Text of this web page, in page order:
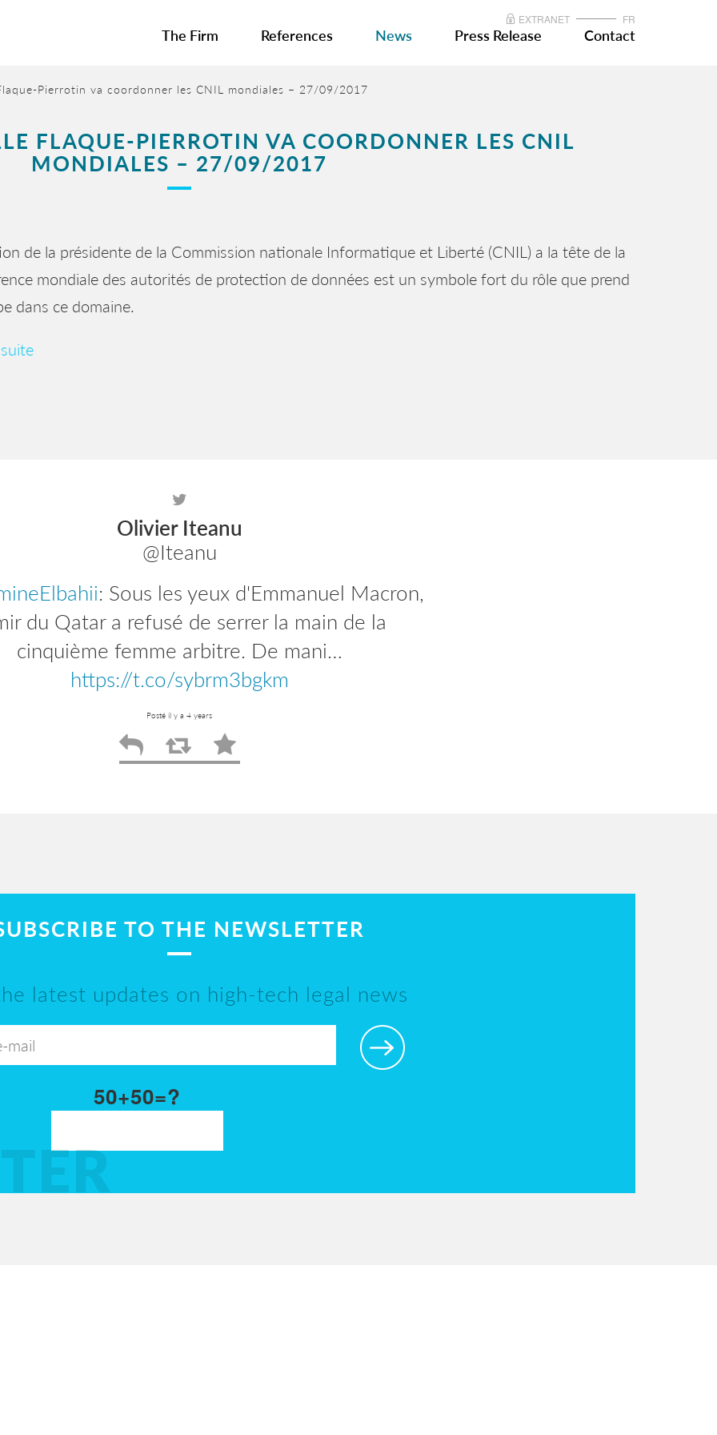
EXTRANET FR
The Firm References News Press Release Contact
Pierrotin va coordonner les CNIL mondiales – 27/09/2017
FLAQUE-PIERROTIN VA COORDONNER LES CNIL
MONDIALES – 27/09/2017
de la présidente de la Commission nationale Informatique et Liberté (CNIL) a la tête de la
mondiale des autorités de protection de données est un symbole fort du rôle que prend
dans ce domaine.
Olivier Iteanu
@Iteanu
: Sous les yeux d'Emmanuel Macron,
du Qatar a refusé de serrer la main de la
cinquième femme arbitre. De mani…
https://t.co/sybrm3bgkm
Posté il y a 4 years
: Plus que quelques heures pour vous
aux journées d'actualité de l'EFB Pendant 2
nous allons revenir…https://t.co/zyIWAlV2gn
Posté il y a 4 years
TO THE NEWSLETTER
latest updates on high-tech legal news
50+50=?